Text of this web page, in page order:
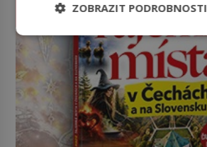
ZOBRAZIT PODROBNOSTI